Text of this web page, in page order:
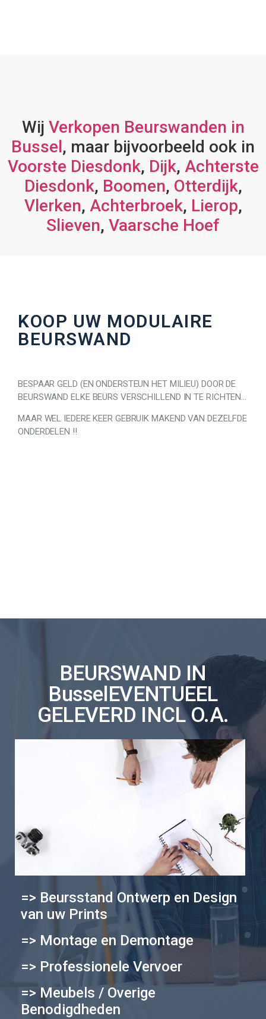
Wij Verkopen Beurswanden in
Bussel, maar bijvoorbeeld ook in
Voorste Diesdonk, Dijk, Achterste
Diesdonk, Boomen, Otterdijk,
Vlerken, Achterbroek, Lierop,
Slieven, Vaarsche Hoef
KOOP UW MODULAIRE
BEURSWAND
BESPAAR GELD (EN ONDERSTEUN HET MILIEU) DOOR DE
BEURSWAND ELKE BEURS VERSCHILLEND IN TE RICHTEN…
MAAR WEL IEDERE KEER GEBRUIK MAKEND VAN DEZELFDE
ONDERDELEN !!
BEURSWAND IN
BusselEVENTUEEL
GELEVERD INCL O.A.
=> Beursstand Ontwerp en Design
van uw Prints
=> Montage en Demontage
=> Professionele Vervoer
=> Meubels / Overige
Benodigdheden